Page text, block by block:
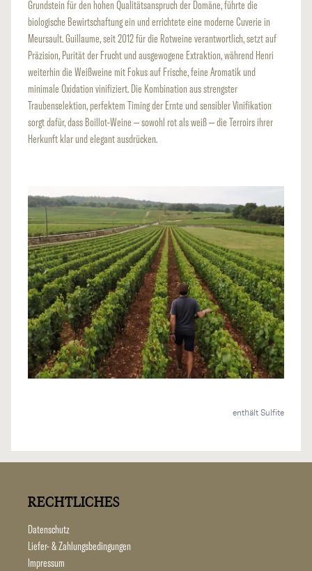
Grundstein für den hohen Qualitätsanspruch der Domäne, führte die
biologische Bewirtschaftung ein und errichtete eine moderne Cuverie in
Meursault. Guillaume, seit 2012 für die Rotweine verantwortlich, setzt auf
Präzision, Purität der Frucht und ausgewogene Extraktion, während Henri
weiterhin die Weißweine mit Fokus auf Frische, feine Aromatik und
minimale Oxidation vinifiziert. Die Kombination aus strengster
Traubenselektion, perfektem Timing der Ernte und sensibler Vinifikation
sorgt dafür, dass Boillot-Weine – sowohl rot als weiß – die Terroirs ihrer
Herkunft klar und elegant ausdrücken.
enthält Sulfite
RECHTLICHES
Datenschutz
Liefer- & Zahlungsbedingungen
Impressum